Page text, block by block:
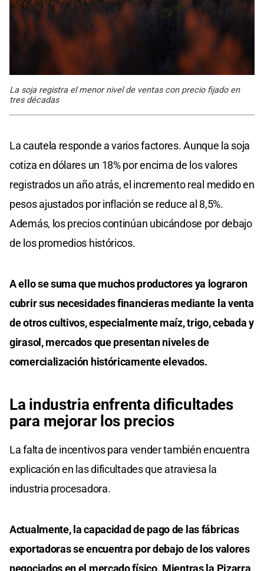
La soja registra el menor nivel de ventas con precio fijado en
tres décadas
La cautela responde a varios factores. Aunque la soja
cotiza en dólares un 18% por encima de los valores
registrados un año atrás, el incremento real medido en
pesos ajustados por inflación se reduce al 8,5%.
Además, los precios continúan ubicándose por debajo
de los promedios históricos.
A ello se suma que muchos productores ya lograron
cubrir sus necesidades financieras mediante la venta
de otros cultivos, especialmente maíz, trigo, cebada y
girasol, mercados que presentan niveles de
comercialización históricamente elevados.
La industria enfrenta dificultades
para mejorar los precios
La falta de incentivos para vender también encuentra
explicación en las dificultades que atraviesa la
industria procesadora.
Actualmente, la capacidad de pago de las fábricas
exportadoras se encuentra por debajo de los valores
negociados en el mercado físico. Mientras la Pizarra